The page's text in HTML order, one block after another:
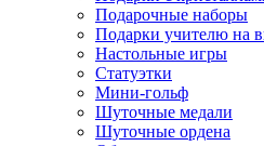
Подарочные наборы
Подарки учителю на
Настольные игры
Статуэтки
Мини-гольф
Шуточные медали
Шуточные ордена